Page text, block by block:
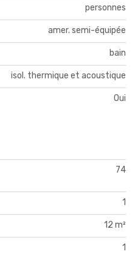
personnes
amer. semi-équipée
bain
isol. thermique et acoustique
Oui
74
1
12 m²
1